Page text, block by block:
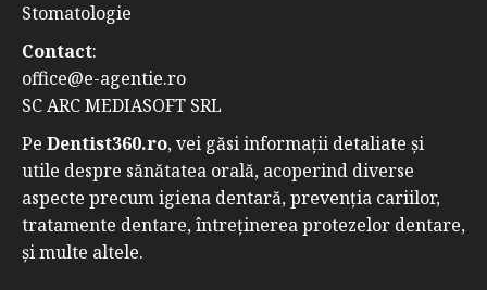
Stomatologie
Contact:
office@e-agentie.ro
SC ARC MEDIASOFT SRL
Pe Dentist360.ro, vei găsi informații detaliate și
utile despre sănătatea orală, acoperind diverse
aspecte precum igiena dentară, prevenția cariilor,
tratamente dentare, întreținerea protezelor dentare,
și multe altele.